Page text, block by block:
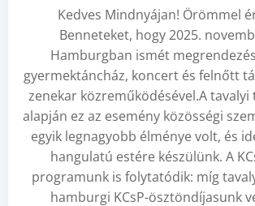
Kedves Mindnyájan! Örömmel
Benneteket, hogy 2025.
Hamburgban ismét
gyermektáncház, koncert és felnőtt
zenekar közreműködésével.A
alapján ez az esemény közösségi
egyik legnagyobb élménye volt, és
hangulatú estére készülünk. A
programunk is folytatódik: míg
hamburgi KCsP-ösztöndíjasunk